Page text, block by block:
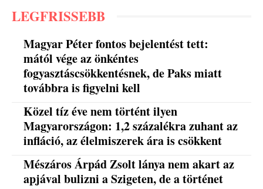
LEGFRISSEBB
Magyar Péter fontos bejelentést tett:
mától vége az önkéntes
fogyasztáscsökkentésnek, de Paks miatt
továbbra is figyelni kell
Közel tíz éve nem történt ilyen
Magyarországon: 1,2 százalékra zuhant az
infláció, az élelmiszerek ára is csökkent
Mészáros Árpád Zsolt lánya nem akart az
apjával bulizni a Szigeten, de a történet